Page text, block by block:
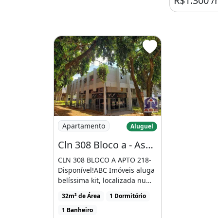
Imagem: Cln 308 Bloco a - Asa Norte
Apartamento Aluguel
Cln 308 Bloco a - Asa Norte
CLN 308 BLOCO A APTO 218-
Disponível!ABC Imóveis aluga
belíssima kit, localizada numa
das melhores [...]
32m² de Área
1 Dormitório
1 Banheiro